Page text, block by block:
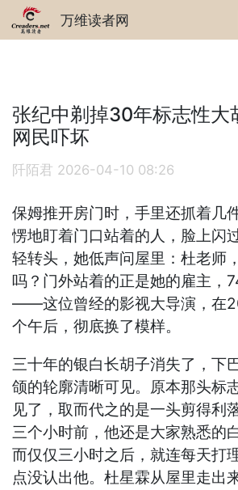
万维读者网
张纪中剃掉30年标志性大
网民吓坏
阡陌君 2026-04-10 08:26
保姆推开房门时，手里还抓着几
愣地盯着门口站着的人，脸上闪
轻转头，她低声问屋里：杜老师
吗？门外站着的正是她的雇主，
——这位曾经的影视大导演，在
个午后，彻底换了模样。
三十年的银白长胡子消失了，下
颌的轮廓清晰可见。原本那头标
见了，取而代之的是一头剪得利
三个小时前，他还是大家熟悉的
而仅仅三小时之后，就连每天打
点没认出他。杜星霖从屋里走出